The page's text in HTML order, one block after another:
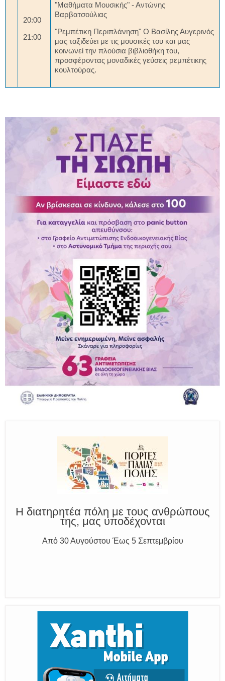
20:00
21:00
"Μαθήματα Μουσικής" - Αντώνης
Βαρβατσούλιας
"Ρεμπέτικη Περιπλάνηση" Ο Βασίλης Αυγερινός
μας ταξιδεύει με τις μουσικές του και μας
κοινωνεί την πλούσια βιβλιοθήκη του,
προσφέροντας μοναδικές γεύσεις ρεμπέτικης
κουλτούρας.
Η διατηρητέα πόλη με τους ανθρώπους
της, μας υποδέχονται
Από 30 Αυγούστου Έως 5 Σεπτεμβρίου
Παραμένουμε Προσεκτικοί
Καλούμε Άμεσα την Πυροσβεστική στο 199 ή στο 112
και δίνουμε σαφείς πληροφορίες